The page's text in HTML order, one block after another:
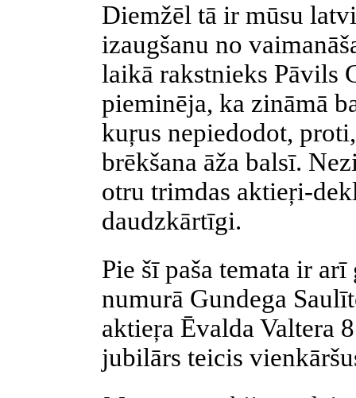
Diemžēl tā ir mūsu
izaugšanu no
laikā rakstnieks Pāvils
pieminēja, ka zināmā
kuŗus nepiedodot,
brēkšana āža balsī.
otru trimdas aktieŗi-
daudzkārtīgi.
Pie šī paša temata ir
numurā Gundega
aktieŗa Ēvalda Valtera
jubilārs teicis